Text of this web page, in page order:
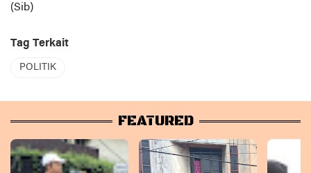
(Sib)
Tag Terkait
POLITIK
FEATURED